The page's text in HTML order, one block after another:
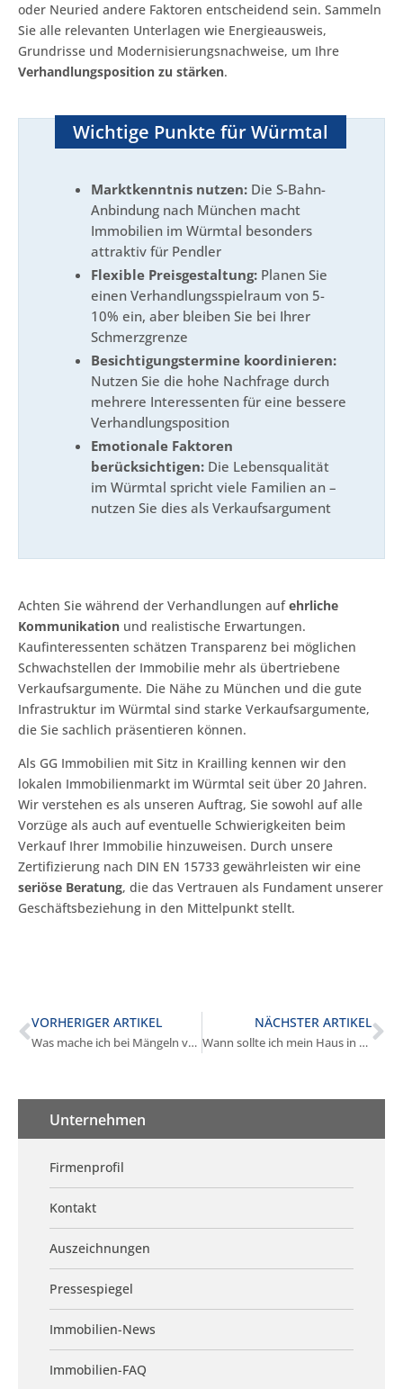
oder Neuried andere Faktoren entscheidend sein. Sammeln
Sie alle relevanten Unterlagen wie Energieausweis,
Grundrisse und Modernisierungsnachweise, um Ihre
Verhandlungsposition zu stärken.
Wichtige Punkte für Würmtal
Marktkenntnis nutzen: Die S-Bahn-
Anbindung nach München macht
Immobilien im Würmtal besonders
attraktiv für Pendler
Flexible Preisgestaltung: Planen Sie
einen Verhandlungsspielraum von 5-
10% ein, aber bleiben Sie bei Ihrer
Schmerzgrenze
Besichtigungstermine koordinieren:
Nutzen Sie die hohe Nachfrage durch
mehrere Interessenten für eine bessere
Verhandlungsposition
Emotionale Faktoren
berücksichtigen: Die Lebensqualität
im Würmtal spricht viele Familien an –
nutzen Sie dies als Verkaufsargument
Achten Sie während der Verhandlungen aufehrliche
Kommunikation und realistische Erwartungen.
Kaufinteressenten schätzen Transparenz bei möglichen
Schwachstellen der Immobilie mehr als übertriebene
Verkaufsargumente. Die Nähe zu München und die gute
Infrastruktur im Würmtal sind starke Verkaufsargumente,
die Sie sachlich präsentieren können.
Als GG Immobilien mit Sitz in Krailling kennen wir den
lokalen Immobilienmarkt im Würmtal seit über 20 Jahren.
Wir verstehen es als unseren Auftrag, Sie sowohl auf alle
Vorzüge als auch auf eventuelle Schwierigkeiten beim
Verkauf Ihrer Immobilie hinzuweisen. Durch unsere
Zertifizierung nach DIN EN 15733 gewährleisten wir eine
seriöse Beratung, die das Vertrauen als Fundament unserer
Geschäftsbeziehung in den Mittelpunkt stellt.
VORHERIGER ARTIKEL
Was mache ich bei Mängeln vor dem Verkauf in Würmtal?
NÄCHSTER ARTIKEL
Wann sollte ich mein Haus in Würmtal nicht verkaufen?
Unternehmen
Firmenprofil
Kontakt
Auszeichnungen
Pressespiegel
Immobilien-News
Immobilien-FAQ